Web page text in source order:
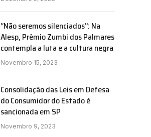
“Não seremos silenciados”: Na
Alesp, Prêmio Zumbi dos Palmares
contempla a luta e a cultura negra
Novembro 15, 2023
Consolidação das Leis em Defesa
do Consumidor do Estado é
sancionada em SP
Novembro 9, 2023